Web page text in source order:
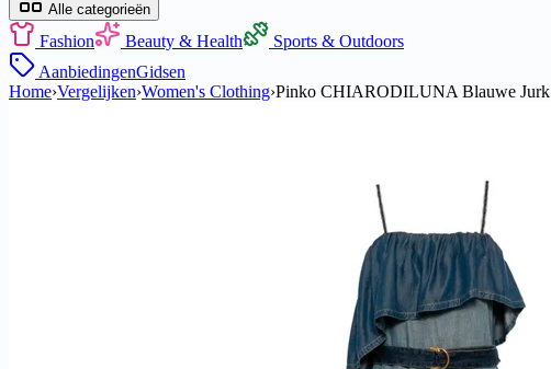
Alle categorieën
Fashion Beauty & Health
Sports & Outdoors
AanbiedingenGidsen
Home›Vergelijken›Women's Clothing›Pinko CHIARODILUNA Blauwe Jurk